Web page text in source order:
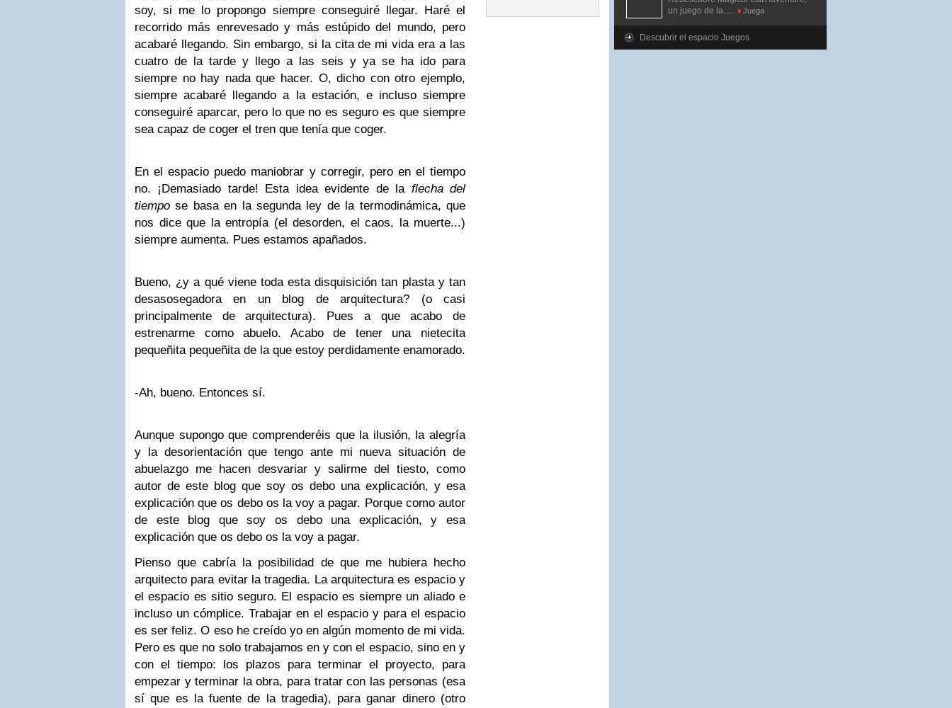
soy, si me lo propongo siempre conseguiré llegar. Haré el
recorrido más enrevesado y más estúpido del mundo, pero
acabaré llegando. Sin embargo, si la cita de mi vida era a las
cuatro de la tarde y llego a las seis y ya se ha ido para
siempre no hay nada que hacer. O, dicho con otro ejemplo,
siempre acabaré llegando a la estación, e incluso siempre
conseguiré aparcar, pero lo que no es seguro es que siempre
sea capaz de coger el tren que tenía que coger.
En el espacio puedo maniobrar y corregir, pero en el tiempo
no. ¡Demasiado tarde! Esta idea evidente de la flecha del
tiempo se basa en la segunda ley de la termodinámica, que
nos dice que la entropía (el desorden, el caos, la muerte...)
siempre aumenta. Pues estamos apañados.
Bueno, ¿y a qué viene toda esta disquisición tan plasta y tan
desasosegadora en un blog de arquitectura? (o casi
principalmente de arquitectura). Pues a que acabo de
estrenarme como abuelo. Acabo de tener una nietecita
pequeñita pequeñita de la que estoy perdidamente enamorado.
-Ah, bueno. Entonces sí.
Aunque supongo que comprenderéis que la ilusión, la alegría
y la desorientación que tengo ante mi nueva situación de
abuelazgo me hacen desvariar y salirme del tiesto, como
autor de este blog que soy os debo una explicación, y esa
explicación que os debo os la voy a pagar. Porque como autor
de este blog que soy os debo una explicación, y esa
explicación que os debo os la voy a pagar.
Pienso que cabría la posibilidad de que me hubiera hecho
arquitecto para evitar la tragedia. La arquitectura es espacio y
el espacio es sitio seguro. El espacio es siempre un aliado e
incluso un cómplice. Trabajar en el espacio y para el espacio
es ser feliz. O eso he creído yo en algún momento de mi vida.
Pero es que no solo trabajamos en y con el espacio, sino en y
con el tiempo: los plazos para terminar el proyecto, para
empezar y terminar la obra, para tratar con las personas (esa
sí que es la fuente de la tragedia), para ganar dinero (otro
un juego de la......
Juega
Descubrir el espacio Juegos